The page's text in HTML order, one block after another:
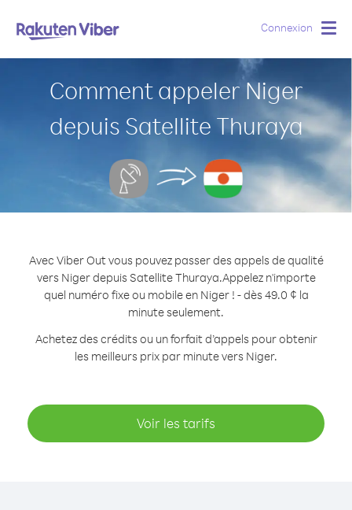
Connexion
Comment appeler Niger
depuis Satellite Thuraya
Avec Viber Out vous pouvez passer des appels de qualité
vers Niger depuis Satellite Thuraya.Appelez n'importe
quel numéro fixe ou mobile en Niger ! - dès 49.0 ¢ la
minute seulement.
Achetez des crédits ou un forfait d’appels pour obtenir
les meilleurs prix par minute vers Niger.
Voir les tarifs